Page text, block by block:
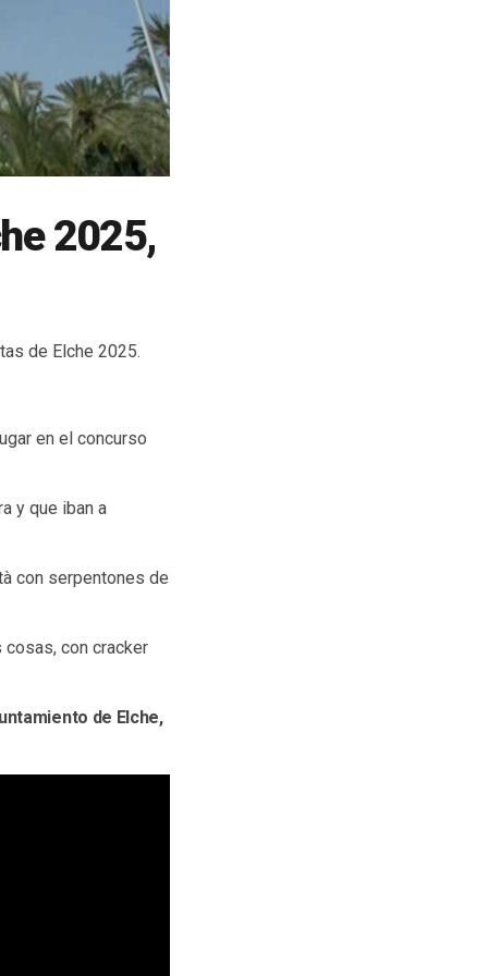
2025,
de Elche 2025.
en el concurso
y que iban a
con serpentones de
con cracker
de Elche,